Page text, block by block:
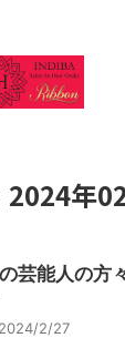
年
芸能人の方
2024/2/27